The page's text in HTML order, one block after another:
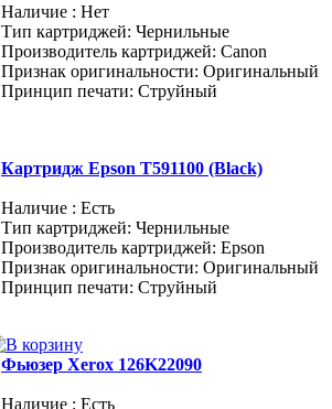
Наличие : Нет
Тип картриджей: Чернильные
Производитель картриджей: Canon
Признак оригинальности: Оригинальный
Принцип печати: Струйный
Картридж Epson T591100 (Black)
Наличие : Есть
Тип картриджей: Чернильные
Производитель картриджей: Epson
Признак оригинальности: Оригинальный
Принцип печати: Струйный
Фьюзер Xerox 126K22090
Наличие : Есть